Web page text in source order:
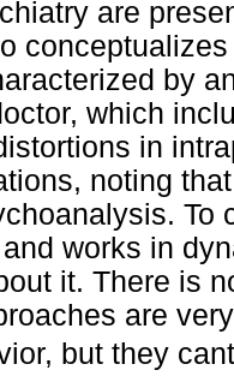
are
by
which
in
noting
To
works in
it. There is
are
but they